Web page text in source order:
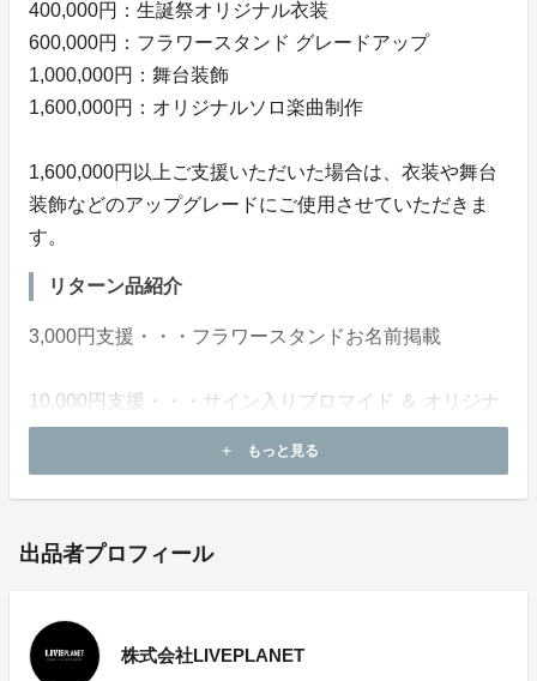
400,000円：生誕祭オリジナル衣装
600,000円：フラワースタンド グレードアップ
1,000,000円：舞台装飾
1,600,000円：オリジナルソロ楽曲制作
1,600,000円以上ご支援いただいた場合は、衣装や舞台
装飾などのアップグレードにご使用させていただきま
す。
リターン品紹介
3,000円支援・・・フラワースタンドお名前掲載
10,000円支援・・・サイン入りブロマイド ＆ オリジナ
ルアクリルキーホルダー
＋フラワースタンドお名前掲載＋サイン入りブロマイド
100,000円支援・・・オフイベ参加権
add もっと見る
出品者プロフィール
株式会社LIVEPLANET